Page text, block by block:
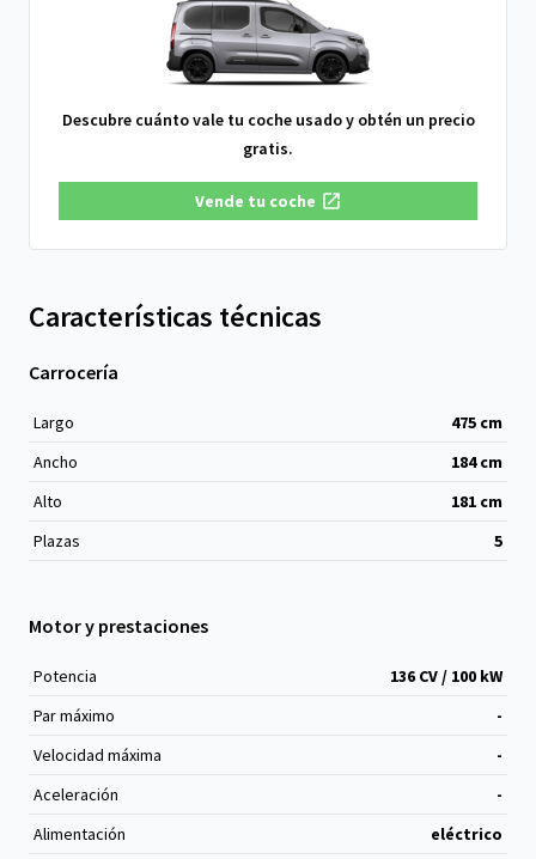
Descubre cuánto vale tu coche usado y obtén un precio
gratis.
Vende tu coche
Características técnicas
Carrocería
Largo 475 cm
Ancho
184cm
Alto
181 cm
Plazas
5
Motor y prestaciones
Potencia
136 CV / 100 kW
Par máximo
-
Velocidad máxima
-
Aceleración
-
Alimentación
eléctrico